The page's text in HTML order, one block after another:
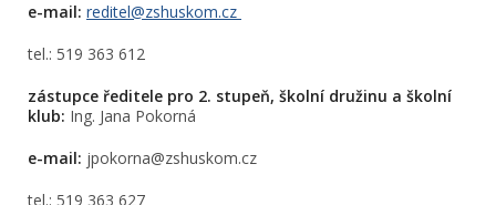
e-mail: reditel@zshuskom.cz
tel.: 519 363 612
zástupce ředitele pro 2. stupeň, školní družinu a školní
klub: Ing. Jana Pokorná
e-mail: jpokorna@zshuskom.cz
tel.: 519 363 627